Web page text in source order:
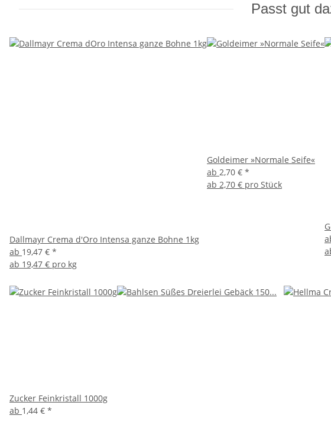
Passt gut
Dallmayr Crema d'Oro Intensa ganze Bohne 1kg
ab 19,47 € *
ab 19,47 € pro kg
Goldeimer »Normale Seife«
ab 2,70 € *
ab 2,70 € pro Stück
Zucker Feinkristall 1000g
ab 1,44 € *